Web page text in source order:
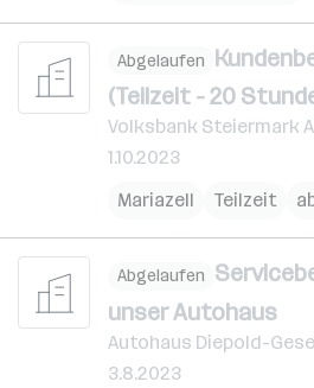
Abgelaufen
(Teilzeit - 20
Volksbank Steiermark
1.10.2023
Mariazell
Teilzeit
Abgelaufen
unser Autohaus
Autohaus Diepold-
3.8.2023